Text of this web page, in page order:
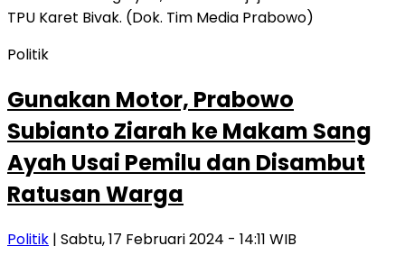
Politik
Gunakan Motor, Prabowo
Subianto Ziarah ke Makam Sang
Ayah Usai Pemilu dan Disambut
Ratusan Warga
Politik | Sabtu, 17 Februari 2024 - 14:11 WIB